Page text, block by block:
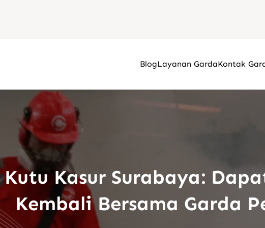
BlogLayanan GardaKontak
Kutu Kasur Surabaya:
Kembali Bersama Garda